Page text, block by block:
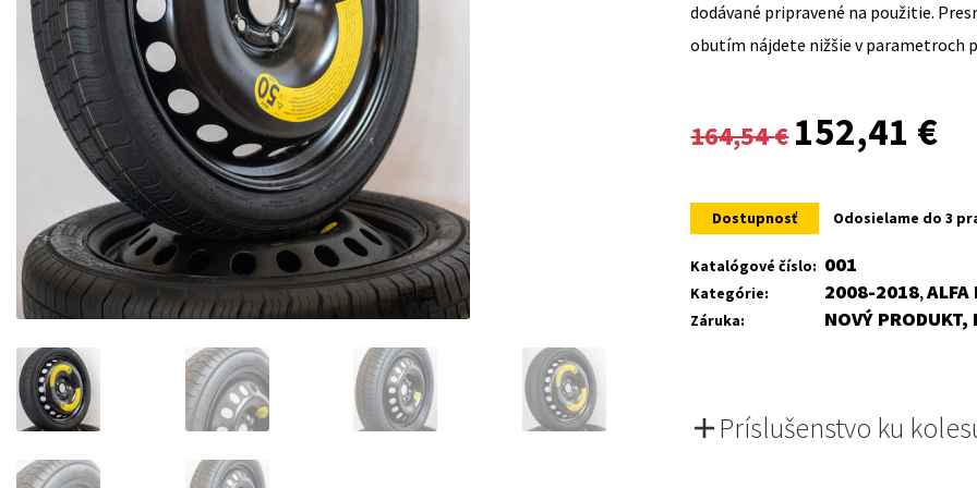
dodávané pripravené na použitie.
obutím nájdete nižšie v parametroch
164,54€
Original
was:
164,54 €.
152,41 €
is:
Dostupnosť Odosielame do 3
Katalógové číslo: 001
Kategórie: 2008-2018,ALFA
Záruka: NOVÝ
Príslušenstvo ku